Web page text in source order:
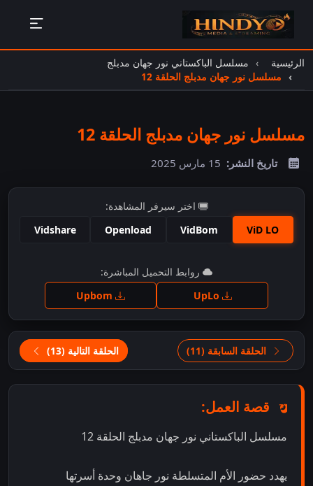
الرئيسية
مسلسل الباكستاني نور جهان مدبلج
مسلسل نور جهان مدبلج الحلقة 12
مسلسل نور جهان مدبلج الحلقة 12
تاريخ النشر: 15 مارس 2025
اختر سيرفر المشاهدة:
ViD LO
VidBom
Openload
Vidshare
اضغط للمشاهدة
روابط التحميل المباشرة:
الحلقة السابقة (11) الحلقة التالية (13)
قصة العمل:
مسلسل الباكستاني نور جهان مدبلج الحلقة 12
يهدد حضور الأم المتسلطة نور جاهان وحدة أسرتها